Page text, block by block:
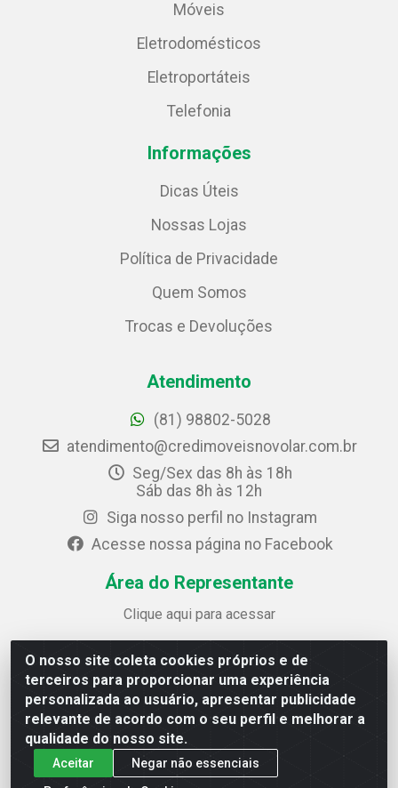
O nosso site coleta cookies próprios e de
terceiros para proporcionar uma experiência
personalizada ao usuário, apresentar publicidade
relevante de acordo com o seu perfil e melhorar a
qualidade do nosso site.
Aceitar
Negar não essenciais
Móveis
Eletrodomésticos
Eletroportáteis
Telefonia
Informações
Dicas Úteis
Nossas Lojas
Política de Privacidade
Quem Somos
Trocas e Devoluções
Atendimento
(81) 98802-5028
atendimento@credimoveisnovolar.com.br
Seg/Sex das 8h às 18h
Sáb das 8h às 12h
Siga nosso perfil no Instagram
Acesse nossa página no Facebook
Área do Representante
Clique aqui para acessar
Credimóveis Novolar Ltda
Rua José Alves Bezerra, 430 - Prazeres - Jaboatão dos
Guararapes / PE - CEP 54.325-610
CNPJ: 09.930.165/0013-70